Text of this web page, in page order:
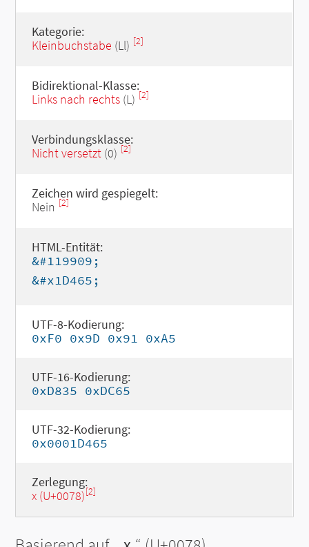
Kategorie:
Kleinbuchstabe (Ll) [2]
Bidirektional-Klasse:
Links nach rechts(L) [2]
Verbindungsklasse:
Nicht versetzt(0) [2]
Zeichen wird gespiegelt:
Nein [2]
HTML-Entität:
&#119909;
&#x1D465;
UTF-8-Kodierung:
0xF0 0x9D 0x91 0xA5
UTF-16-Kodierung:
0xD835 0xDC65
UTF-32-Kodierung:
0x0001D465
Zerlegung:
x (U+0078)[2]